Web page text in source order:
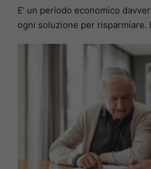
E’ un periodo economico
ogni soluzione per risparmiare.